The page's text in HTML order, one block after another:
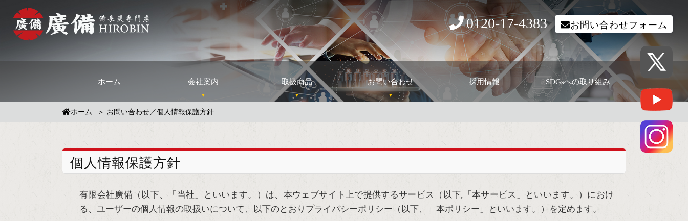
0120-17-4383 お問い合わせフォーム
ホーム 会社案内 取扱商品 お問い合わせ 採用情報 SDGsへの取り組み
ホーム お問い合わせ／個人情報保護方針
個人情報保護方針
有限会社廣備（以下、「当社」といいます。）は、本ウェブサイト上で提供するサービス（以下,「本サービス」といいます。）におけ
る、ユーザーの個人情報の取扱いについて、以下のとおりプライバシーポリシー（以下、「本ポリシー」といいます。）を定めます。